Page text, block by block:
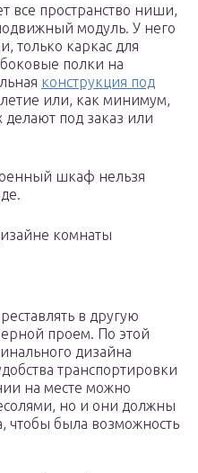
все пространство ниши,
модуль. У него
только каркас для
полки на
конструкция под
или, как минимум,
под заказ или
шкаф нельзя
комнаты
в другую
проем. По этой
дизайна
транспортировки
на месте можно
но и они должны
чтобы была возможность